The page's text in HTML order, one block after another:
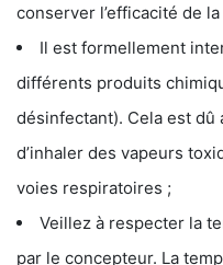
conserver l’efficacité de
Il est formellement
différents produits
désinfectant). Cela est
d’inhaler des vapeurs
voies respiratoires ;
Veillez à respecter la
par le concepteur. La